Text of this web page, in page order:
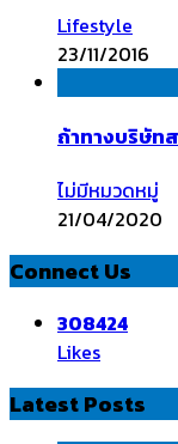
Lifestyle
23/11/2016
ถ้าทางบริษัท
ไม่มีหมวดหมู่
21/04/2020
Connect Us
308424
Likes
Latest Posts